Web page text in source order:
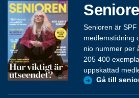
Senioren är
medlemstidning
nio nummer per
205 400
uppskattad
Gå till